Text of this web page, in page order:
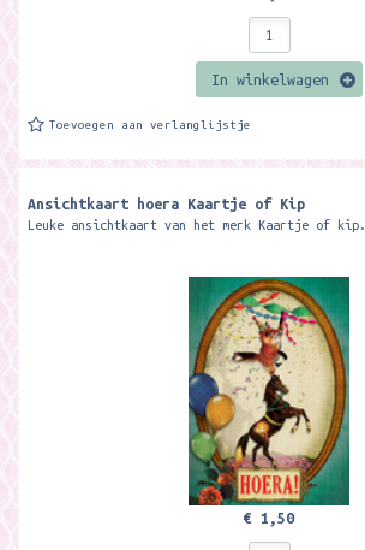
In winkelwagen
Toevoegen aan verlanglijstje
Ansichtkaart hoera Kaartje of Kip
Leuke ansichtkaart van het merk Kaartje of kip.
€ 1,50